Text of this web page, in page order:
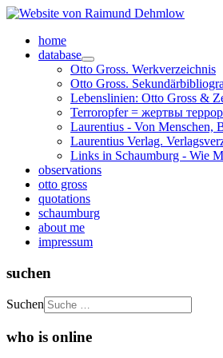
home
database
Otto Gross. Werkverzeichnis
Otto Gross.
Lebenslinien: Otto Gross &
Terroropfer = жертвы
Laurentius - Von Menschen,
Laurentius Verlag.
Links in Schaumburg - Wie
observations
otto gross
quotations
schaumburg
about me
impressum
suchen
Suchen
who is online